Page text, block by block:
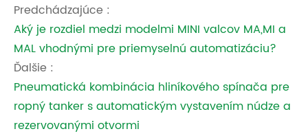
Predchádzajúce :
Aký je rozdiel medzi modelmi MINI valcov MA,MI a
MAL vhodnými pre priemyselnú automatizáciu?
Ďalšie :
Pneumatická kombinácia hliníkového spínača pre
ropný tanker s automatickým vystavením núdze a
rezervovanými otvormi